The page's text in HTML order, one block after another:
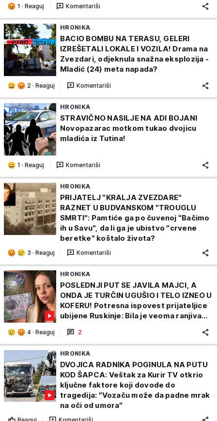
1 · Reaguj Komentariši
HRONIKA
BACIO BOMBU NA TERASU, GELERI
IZREŠETALI LOKALE I VOZILA! Drama na
Zvezdari, odjeknula snažna eksplozija -
Mladić (24) meta napada?
2 · Reaguj Komentariši
HRONIKA
STRAVIČNO NASILJE NA ADI BOJANI
Novopazarac motkom tukao dvojicu
mladića iz Tutina!
1 · Reaguj Komentariši
HRONIKA
PRIJATELJ "KRALJA ZVEZDARE"
RAZNET U BUDVANSKOM "TROUGLU
SMRTI": Pamtiće ga po čuvenoj "Bačimo
ih u Savu", da li ga je ubistvo "crvene
beretke" koštalo života?
3 · Reaguj Komentariši
HRONIKA
POSLEDNJI PUT SE JAVILA MAJCI, A
ONDA JE TURČIN UGUŠIO I TELO IZNEO U
KOFERU! Potresna ispovest prijateljice
ubijene Ruskinje: Bila je veoma ranjiva...
4 · Reaguj 2
HRONIKA
DVOJICA RADNIKA POGINULA NA PUTU
KOD ŠAPCA: Veštak za Kurir TV otkrio
ključne faktore koji dovode do
tragedija: "Vozaču može da padne mrak
na oči od umora"